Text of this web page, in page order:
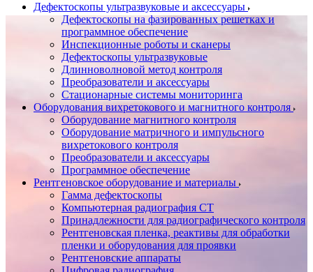
Дефектоскопы ультразвуковые и аксессуары
Дефектоскопы на фазированных решетках и
программное обеспечение
Инспекционные роботы и сканеры
Дефектоскопы ультразвуковые
Длинноволновой метод контроля
Преобразователи и аксессуары
Стационарные системы мониторинга
Оборудования вихретокового и магнитного контроля
Оборудование магнитного контроля
Оборудование матричного и импульсного
вихретокового контроля
Преобразователи и аксессуары
Программное обеспечение
Рентгеновское оборудование и материалы
Гамма дефектоскопы
Компьютерная радиография CT
Принадлежности для радиографического контроля
Рентгеновская пленка, реактивы для обработки
пленки и оборудования для проявки
Рентгеновские аппараты